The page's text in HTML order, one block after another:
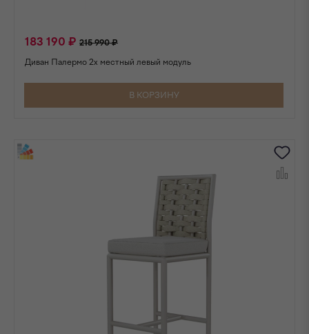
183 190 ₽ 215 990 ₽
Диван Палермо 2х местный левый модуль
В КОРЗИНУ